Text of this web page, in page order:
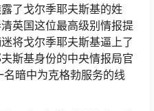
了戈尔季耶夫斯基的姓
英国这位最高级别情报提
将戈尔季耶夫斯基逼上了
斯基身份的中央情报局官
名暗中为克格勃服务的线